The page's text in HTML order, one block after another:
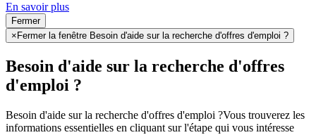
En savoir plus
Fermer
× Fermer la fenêtre Besoin d'aide sur la recherche d'offres d'emploi ?
Besoin d'aide sur la recherche d'offres
d'emploi ?
Besoin d'aide sur la recherche d'offres d'emploi ?Vous trouverez les
informations essentielles en cliquant sur l'étape qui vous intéresse